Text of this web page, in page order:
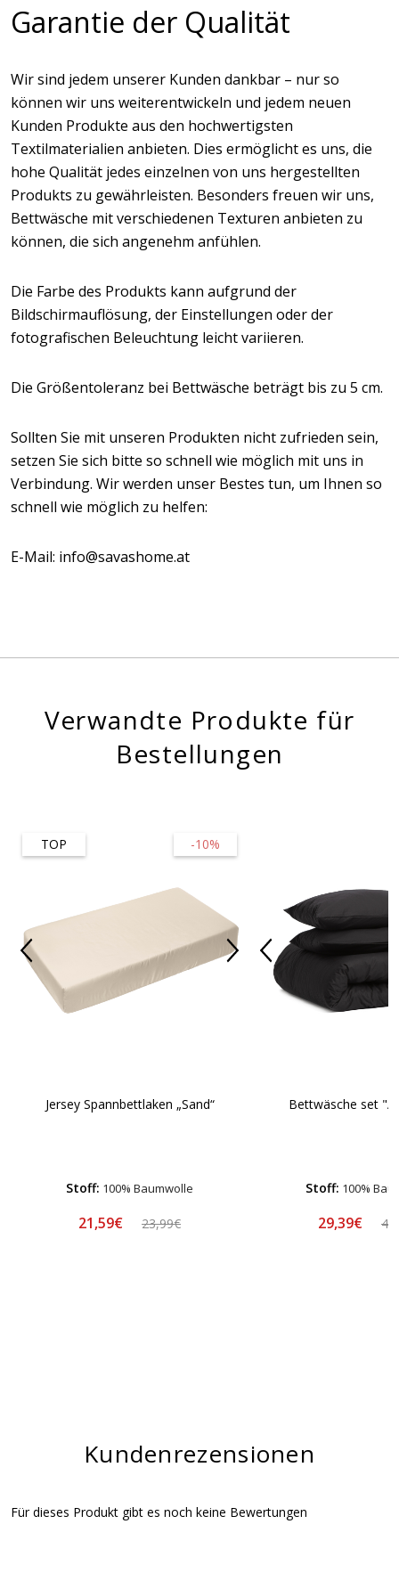
Garantie der Qualität
Wir sind jedem unserer Kunden dankbar – nur so
können wir uns weiterentwickeln und jedem neuen
Kunden Produkte aus den hochwertigsten
Textilmaterialien anbieten. Dies ermöglicht es uns, die
hohe Qualität jedes einzelnen von uns hergestellten
Produkts zu gewährleisten. Besonders freuen wir uns,
Bettwäsche mit verschiedenen Texturen anbieten zu
können, die sich angenehm anfühlen.
Die Farbe des Produkts kann aufgrund der
Bildschirmauflösung, der Einstellungen oder der
fotografischen Beleuchtung leicht variieren.
Die Größentoleranz bei Bettwäsche beträgt bis zu 5 cm.
Sollten Sie mit unseren Produkten nicht zufrieden sein,
setzen Sie sich bitte so schnell wie möglich mit uns in
Verbindung. Wir werden unser Bestes tun, um Ihnen so
schnell wie möglich zu helfen:
E-Mail: info@savashome.at
Verwandte Produkte für
Bestellungen
-10%
TOP
Jersey Spannbettlaken „Sand“
Stoff: 100% Baumwolle
21,59€ 23,99€
Bettwäsche set
Stoff: 100%
29,39€
Kundenrezensionen
Für dieses Produkt gibt es noch keine Bewertungen